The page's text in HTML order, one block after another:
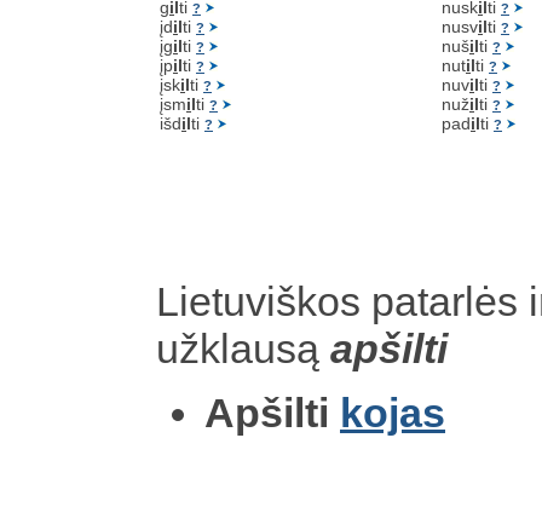
gilti ?
įdilti ?
įgilti ?
įpilti ?
įskilti ?
įsmilti ?
išdilti ?
nuskilti ?
nusvilti ?
nušilti ?
nutilti ?
nuvilti ?
nužilti ?
padilti ?
Lietuviškos patarlės
užklausą apšilti
Apšilti kojas